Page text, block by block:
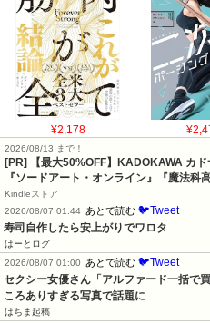
¥2,178
2026/08/13 まで！
[PR]
【最大50%OFF】KADOKAWA カ
『ソードアート・オンライン』『魔法科
Kindleストア
2026/08/07 01:44 あとで読む 🐦Tweet
寿司自作したら安上がりでワロタ
はーとログ
2026/08/07 01:00 あとで読む 🐦Tweet
セクシー女優さん「アルファード一括で
ころありすぎる写真で話題に
はちま起稿